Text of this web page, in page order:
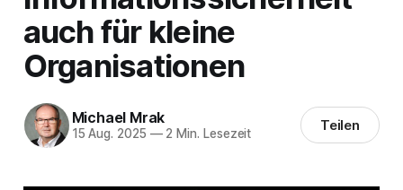
auch für kleine
Organisationen
Michael Mrak
15 Aug. 2025 —2 Min. Lesezeit Teilen